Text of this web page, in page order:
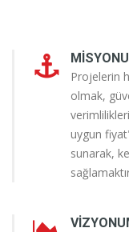
Projelerin
olmak,
uygun
sunarak,